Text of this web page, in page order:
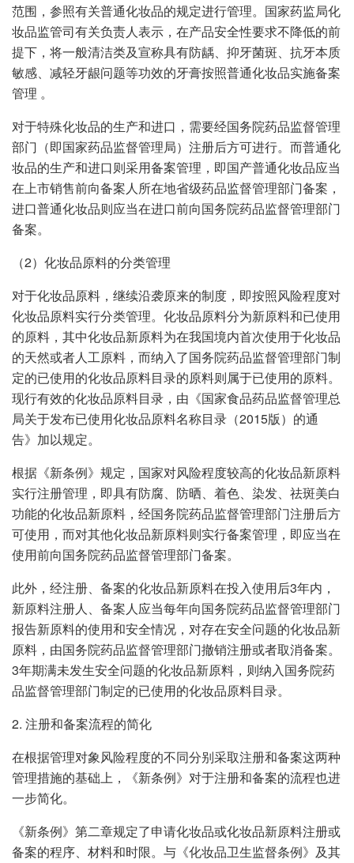
范围，参照有关普通化妆品的规定进行管理。国家药监局化
妆品监管司有关负责人表示，在产品安全性要求不降低的前
提下，将一般清洁类及宣称具有防龋、抑牙菌斑、抗牙本质
敏感、减轻牙龈问题等功效的牙膏按照普通化妆品实施备案
管理 。
对于特殊化妆品的生产和进口，需要经国务院药品监督管理
部门（即国家药品监督管理局）注册后方可进行。而普通化
妆品的生产和进口则采用备案管理，即国产普通化妆品应当
在上市销售前向备案人所在地省级药品监督管理部门备案，
进口普通化妆品则应当在进口前向国务院药品监督管理部门
备案。
（2）化妆品原料的分类管理
对于化妆品原料，继续沿袭原来的制度，即按照风险程度对
化妆品原料实行分类管理。化妆品原料分为新原料和已使用
的原料，其中化妆品新原料为在我国境内首次使用于化妆品
的天然或者人工原料，而纳入了国务院药品监督管理部门制
定的已使用的化妆品原料目录的原料则属于已使用的原料。
现行有效的化妆品原料目录，由《国家食品药品监督管理总
局关于发布已使用化妆品原料名称目录（2015版）的通
告》加以规定。
根据《新条例》规定，国家对风险程度较高的化妆品新原料
实行注册管理，即具有防腐、防晒、着色、染发、祛斑美白
功能的化妆品新原料，经国务院药品监督管理部门注册后方
可使用，而对其他化妆品新原料则实行备案管理，即应当在
使用前向国务院药品监督管理部门备案。
此外，经注册、备案的化妆品新原料在投入使用后3年内，
新原料注册人、备案人应当每年向国务院药品监督管理部门
报告新原料的使用和安全情况，对存在安全问题的化妆品新
原料，由国务院药品监督管理部门撤销注册或者取消备案。
3年期满未发生安全问题的化妆品新原料，则纳入国务院药
品监督管理部门制定的已使用的化妆品原料目录。
2. 注册和备案流程的简化
在根据管理对象风险程度的不同分别采取注册和备案这两种
管理措施的基础上，《新条例》对于注册和备案的流程也进
一步简化。
《新条例》第二章规定了申请化妆品或化妆品新原料注册或
备案的程序、材料和时限。与《化妆品卫生监督条例》及其